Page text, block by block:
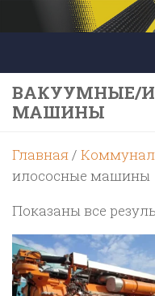
Перейти к
ВАКУУМНЫЕ/
МАШИНЫ
Главная/
илососные машины
Показаны все